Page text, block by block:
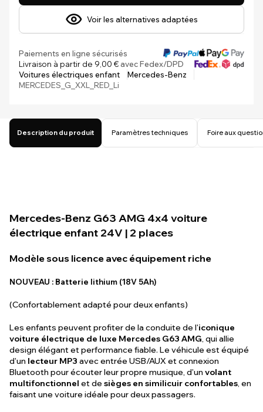
Voir les alternatives adaptées
Paiements en ligne sécurisés
Livraison à partir de 9,00 €avec Fedex/DPD
Voitures électriques enfant
Mercedes-Benz
MERCEDES_G_XXL_RED_Li
Description du produit Paramètres techniques Foire aux
Mercedes-Benz G63 AMG 4x4 voiture
électrique enfant 24V | 2 places
Modèle sous licence avec équipement riche
NOUVEAU : Batterie lithium (18V 5Ah)
(Confortablement adapté pour deux enfants)
Les enfants peuvent profiter de la conduite de l'iconique
voiture électrique de luxe Mercedes G63 AMG, qui allie
design élégant et performance fiable. Le véhicule est équipé
d'un lecteur MP3 avec entrée USB/AUX et connexion
Bluetooth pour écouter leur propre musique, d'un volant
multifonctionnel et de sièges en similicuir confortables, en
faisant une voiture idéale pour deux passagers.